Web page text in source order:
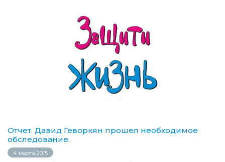
Отчет. Давид Геворкян прошел необходимое
обследование.
4 марта 2015